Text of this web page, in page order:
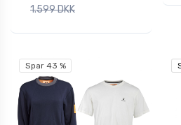
1.599 DKK
Spar 43 %